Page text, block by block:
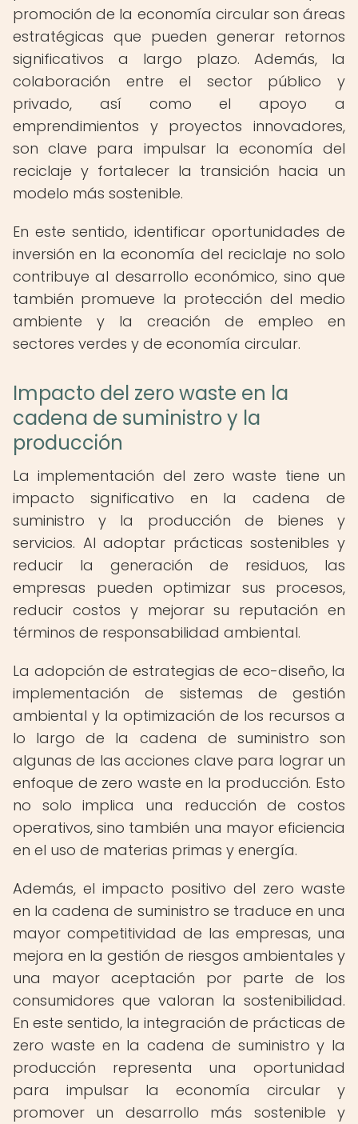
promoción de la economía circular son áreas
estratégicas que pueden generar retornos
significativos a largo plazo. Además, la
colaboración entre el sector público y
privado, así como el apoyo a
emprendimientos y proyectos innovadores,
son clave para impulsar la economía del
reciclaje y fortalecer la transición hacia un
modelo más sostenible.
En este sentido, identificar oportunidades de
inversión en la economía del reciclaje no solo
contribuye al desarrollo económico, sino que
también promueve la protección del medio
ambiente y la creación de empleo en
sectores verdes y de economía circular.
Impacto del zero waste en la
cadena de suministro y la
producción
La implementación del zero waste tiene un
impacto significativo en la cadena de
suministro y la producción de bienes y
servicios. Al adoptar prácticas sostenibles y
reducir la generación de residuos, las
empresas pueden optimizar sus procesos,
reducir costos y mejorar su reputación en
términos de responsabilidad ambiental.
La adopción de estrategias de eco-diseño, la
implementación de sistemas de gestión
ambiental y la optimización de los recursos a
lo largo de la cadena de suministro son
algunas de las acciones clave para lograr un
enfoque de zero waste en la producción. Esto
no solo implica una reducción de costos
operativos, sino también una mayor eficiencia
en el uso de materias primas y energía.
Además, el impacto positivo del zero waste
en la cadena de suministro se traduce en una
mayor competitividad de las empresas, una
mejora en la gestión de riesgos ambientales y
una mayor aceptación por parte de los
consumidores que valoran la sostenibilidad.
En este sentido, la integración de prácticas de
zero waste en la cadena de suministro y la
producción representa una oportunidad
para impulsar la economía circular y
promover un desarrollo más sostenible y